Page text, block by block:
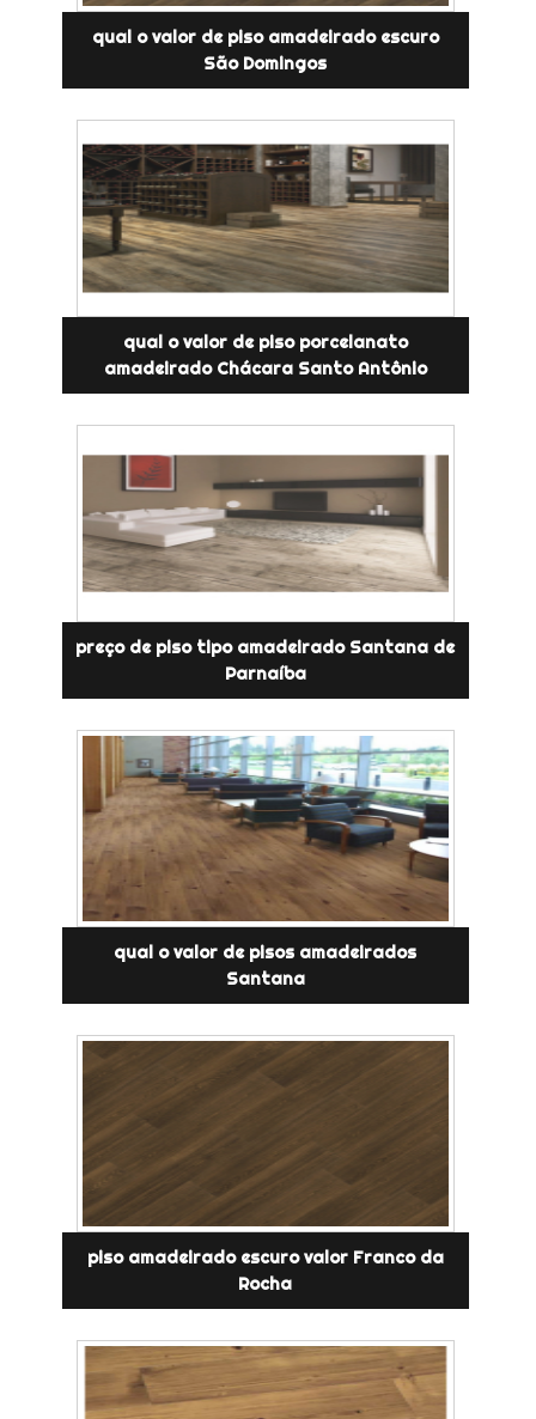
qual o valor de piso amadeirado escuro
São Domingos
qual o valor de piso porcelanato
amadeirado Chácara Santo Antônio
preço de piso tipo amadeirado Santana de
Parnaíba
qual o valor de pisos amadeirados
Santana
piso amadeirado escuro valor Franco da
Rocha